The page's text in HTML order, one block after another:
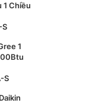
Chiều
S
1
S